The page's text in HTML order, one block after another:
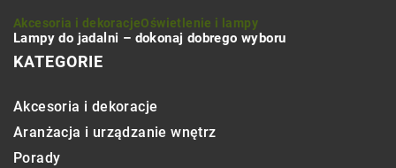
Akcesoria i dekoracjeOświetlenie i lampy
Lampy do jadalni – dokonaj dobrego wyboru
KATEGORIE
Akcesoria i dekoracje
Aranżacja i urządzanie wnętrz
Porady